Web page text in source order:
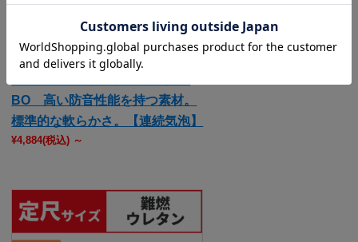
BO 高い防音性能を持つ素材。
標準的な軟らかさ。【連続気泡】
¥4,884(税込) ～